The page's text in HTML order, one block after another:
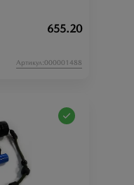
655.20
Артикул:000001488